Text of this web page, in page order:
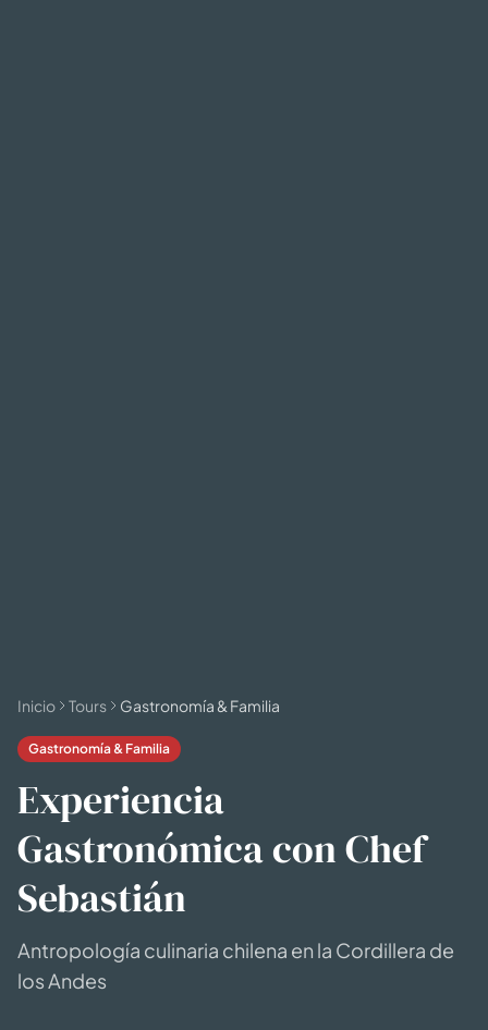
Inicio Tours Gastronomía & Familia
Gastronomía & Familia
Experiencia
Gastronómica con Chef
Sebastián
Antropología culinaria chilena en la Cordillera de
los Andes